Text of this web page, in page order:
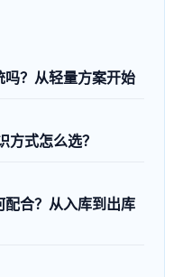
？从轻量方案开始
方式怎么选？
合？从入库到出库